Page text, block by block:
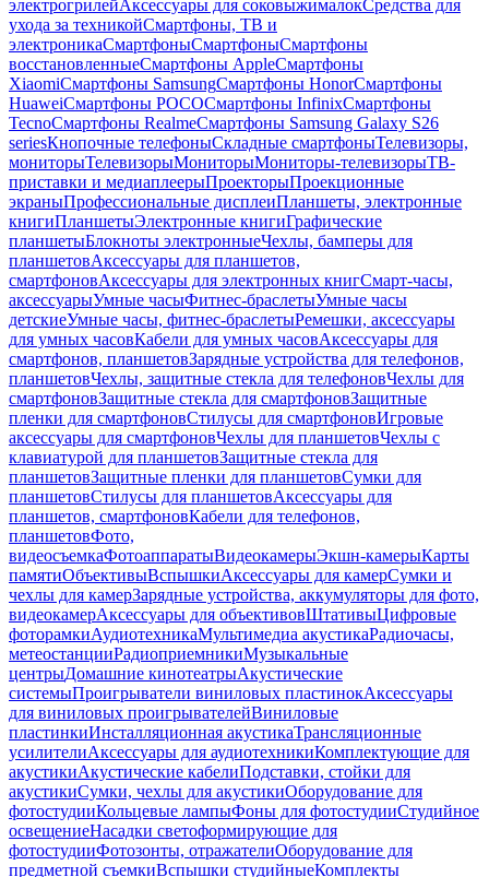
электрогрилейАксессуары для соковыжималокСредства для
ухода за техникойСмартфоны, ТВ и
электроникаСмартфоныСмартфоныСмартфоны
восстановленныеСмартфоны AppleСмартфоны
XiaomiСмартфоны SamsungСмартфоны HonorСмартфоны
HuaweiСмартфоны POCOСмартфоны InfinixСмартфоны
TecnoСмартфоны RealmeСмартфоны Samsung Galaxy S26
seriesКнопочные телефоныСкладные смартфоныТелевизоры,
мониторыТелевизорыМониторыМониторы-телевизорыТВ-
приставки и медиаплеерыПроекторыПроекционные
экраныПрофессиональные дисплеиПланшеты, электронные
книгиПланшетыЭлектронные книгиГрафические
планшетыБлокноты электронныеЧехлы, бамперы для
планшетовАксессуары для планшетов,
смартфоновАксессуары для электронных книгСмарт-часы,
аксессуарыУмные часыФитнес-браслетыУмные часы
детскиеУмные часы, фитнес-браслетыРемешки, аксессуары
для умных часовКабели для умных часовАксессуары для
смартфонов, планшетовЗарядные устройства для телефонов,
планшетовЧехлы, защитные стекла для телефоновЧехлы для
смартфоновЗащитные стекла для смартфоновЗащитные
пленки для смартфоновСтилусы для смартфоновИгровые
аксессуары для смартфоновЧехлы для планшетовЧехлы с
клавиатурой для планшетовЗащитные стекла для
планшетовЗащитные пленки для планшетовСумки для
планшетовСтилусы для планшетовАксессуары для
планшетов, смартфоновКабели для телефонов,
планшетовФото,
видеосъемкаФотоаппаратыВидеокамерыЭкшн-камерыКарты
памятиОбъективыВспышкиАксессуары для камерСумки и
чехлы для камерЗарядные устройства, аккумуляторы для фото,
видеокамерАксессуары для объективовШтативыЦифровые
фоторамкиАудиотехникаМультимедиа акустикаРадиочасы,
метеостанцииРадиоприемникиМузыкальные
центрыДомашние кинотеатрыАкустические
системыПроигрыватели виниловых пластинокАксессуары
для виниловых проигрывателейВиниловые
пластинкиИнсталляционная акустикаТрансляционные
усилителиАксессуары для аудиотехникиКомплектующие для
акустикиАкустические кабелиПодставки, стойки для
акустикиСумки, чехлы для акустикиОборудование для
фотостудииКольцевые лампыФоны для фотостудииСтудийное
освещениеНасадки светоформирующие для
фотостудииФотозонты, отражателиОборудование для
предметной съемкиВспышки студийныеКомплекты